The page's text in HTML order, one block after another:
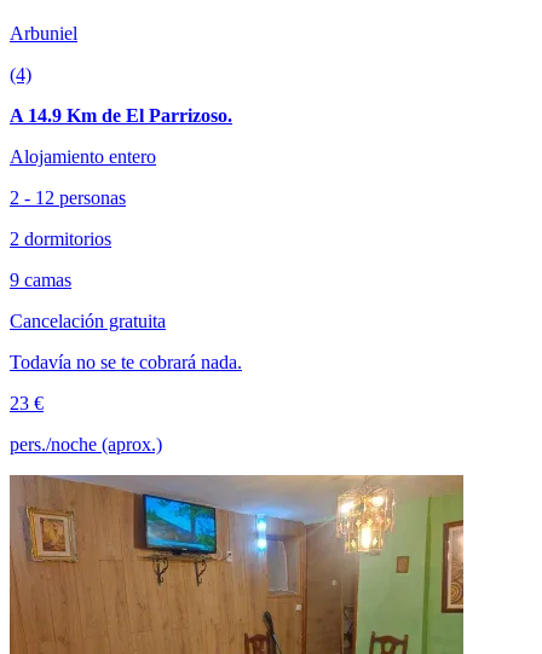
Arbuniel
(4)
A 14.9 Km de El Parrizoso.
Alojamiento entero
2 - 12 personas
2 dormitorios
9 camas
Cancelación gratuita
Todavía no se te cobrará nada.
23 €
pers./noche (aprox.)